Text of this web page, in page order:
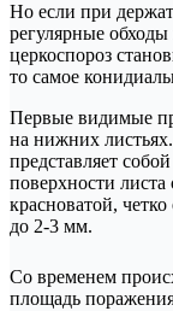
Но если при
регулярные
церкоспороз
то самое
Первые видимые
на нижних
представляет
поверхности
красноватой,
до 2-3 мм.
Со временем
площадь